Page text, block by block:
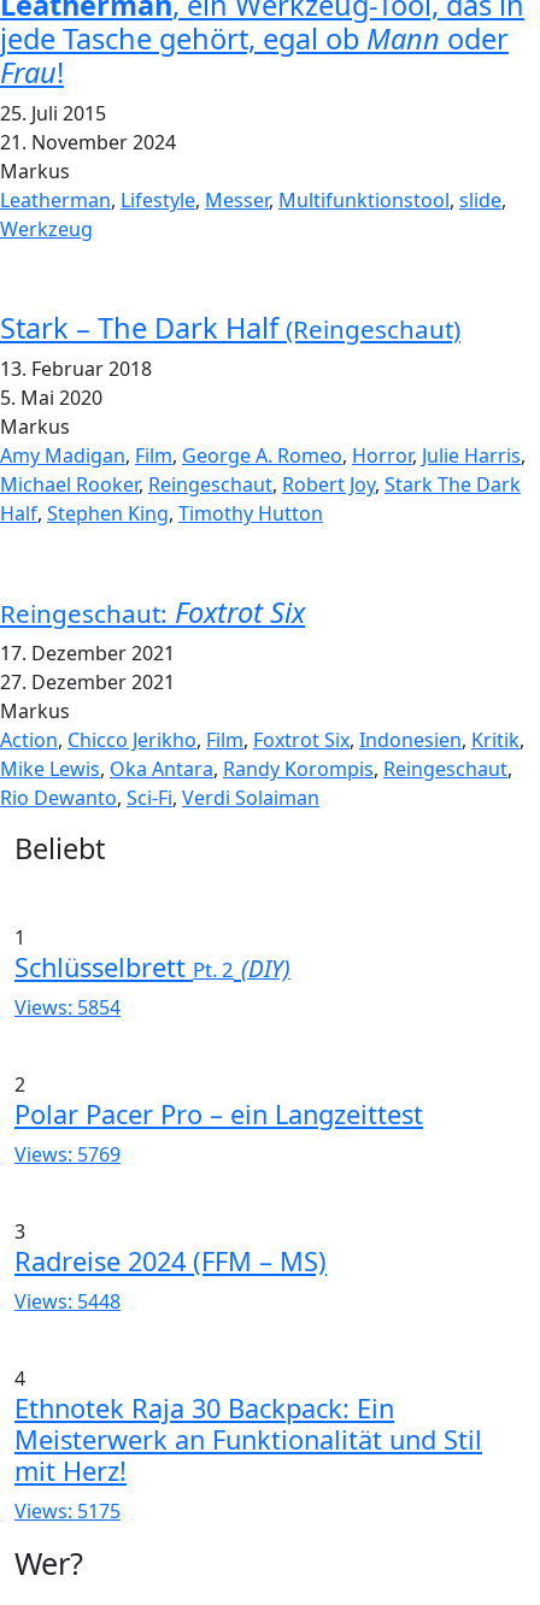
jede Tasche gehört, egal ob Mann oder
Frau!
25. Juli 2015
21. November 2024
Markus
Leatherman, Lifestyle, Messer, Multifunktionstool, slide,
Werkzeug
Stark – The Dark Half(Reingeschaut)
13. Februar 2018
5. Mai 2020
Markus
Amy Madigan, Film, George A. Romeo, Horror, Julie Harris,
Michael Rooker, Reingeschaut, Robert Joy, Stark The Dark
Half, Stephen King, Timothy Hutton
Reingeschaut: Foxtrot Six
17. Dezember 2021
27. Dezember 2021
Markus
Action, Chicco Jerikho, Film, Foxtrot Six, Indonesien, Kritik,
Mike Lewis, Oka Antara, Randy Korompis, Reingeschaut,
Rio Dewanto, Sci-Fi, Verdi Solaiman
Widgets
Beliebt
1
Schlüsselbrett Pt. 2 (DIY)
Views: 5854
2
Polar Pacer Pro – ein Langzeittest
Views: 5769
3
Radreise 2024 (FFM – MS)
Views: 5448
4
Ethnotek Raja 30 Backpack: Ein
Meisterwerk an Funktionalität und Stil
mit Herz!
Views: 5175
Wer?